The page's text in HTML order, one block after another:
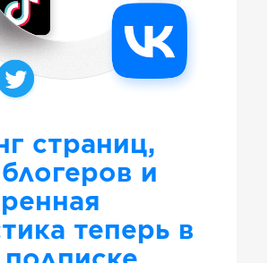
страниц,
и
теперь в